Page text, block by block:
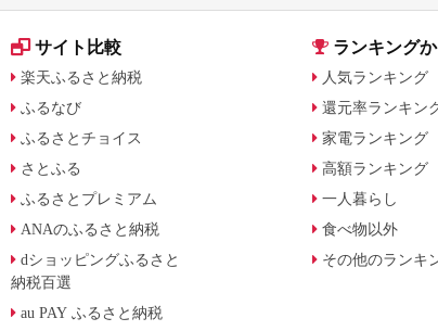
サイト比較
楽天ふるさと納税
ふるなび
ふるさとチョイス
さとふる
ふるさとプレミアム
ANAのふるさと納税
dショッピングふるさと
納税百選
au PAY ふるさと納税
ランキング
人気ランキング
還元率ランキン
家電ランキング
高額ランキング
一人暮らし
食べ物以外
その他のランキ